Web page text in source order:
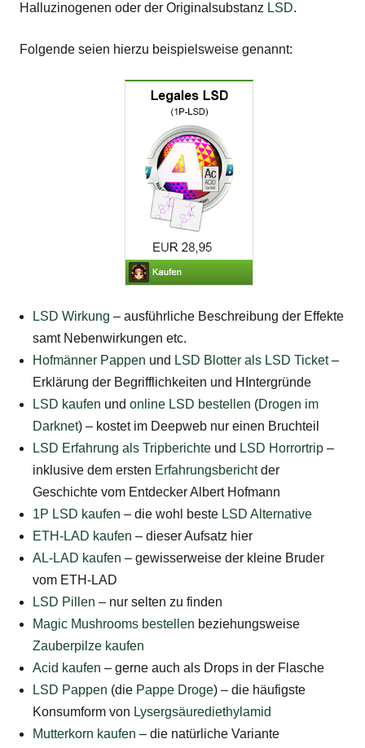
Halluzinogenen oder der Originalsubstanz LSD.
Folgende seien hierzu beispielsweise genannt:
LSD Wirkung – ausführliche Beschreibung der Effekte
samt Nebenwirkungen etc.
Hofmänner Pappen und LSD Blotter als LSD Ticket–
Erklärung der Begrifflichkeiten und HIntergründe
LSD kaufen und online LSD bestellen (Drogen im
Darknet) – kostet im Deepweb nur einen Bruchteil
LSD Erfahrung als Tripberichte und LSD Horrortrip –
inklusive dem ersten Erfahrungsberichtder
Geschichte vom Entdecker Albert Hofmann
1P LSD kaufen – die wohl beste LSD Alternative
ETH-LAD kaufen – dieser Aufsatz hier
AL-LAD kaufen – gewisserweise der kleine Bruder
vom ETH-LAD
LSD Pillen – nur selten zu finden
Magic Mushrooms bestellen beziehungsweise
Zauberpilze kaufen
Acid kaufen – gerne auch als Drops in der Flasche
LSD Pappen (die Pappe Droge) – die häufigste
Konsumform von Lysergsäurediethylamid
Mutterkorn kaufen – die natürliche Variante